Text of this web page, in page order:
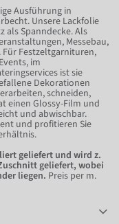
Ausführung in
Unsere Lackfolie
als Spanndecke. Als
Messebau,
Festzeltgarnituren,
im
ist sie
Dekorationen
schneiden,
einen Glossy-Film und
und abwischbar.
und profitieren Sie
geliefert und wird z.
geliefert, wobei
liegen. Preis per m.